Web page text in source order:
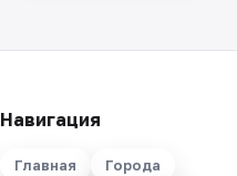
Навигация
Главная
Города